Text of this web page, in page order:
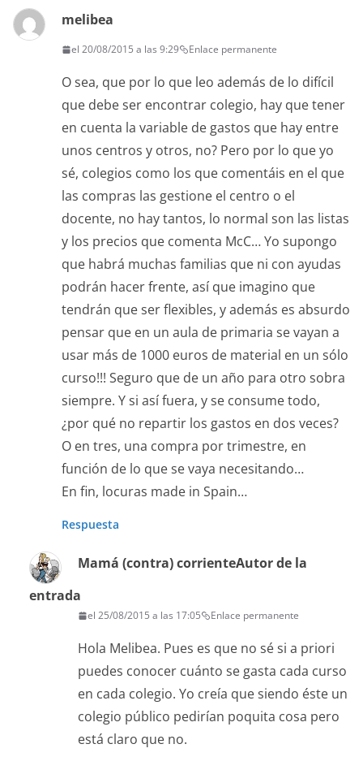
melibea
el 20/08/2015 a las 9:29 Enlace permanente
O sea, que por lo que leo además de lo difícil
que debe ser encontrar colegio, hay que tener
en cuenta la variable de gastos que hay entre
unos centros y otros, no? Pero por lo que yo
sé, colegios como los que comentáis en el que
las compras las gestione el centro o el
docente, no hay tantos, lo normal son las listas
y los precios que comenta McC… Yo supongo
que habrá muchas familias que ni con ayudas
podrán hacer frente, así que imagino que
tendrán que ser flexibles, y además es absurdo
pensar que en un aula de primaria se vayan a
usar más de 1000 euros de material en un sólo
curso!!! Seguro que de un año para otro sobra
siempre. Y si así fuera, y se consume todo,
¿por qué no repartir los gastos en dos veces?
O en tres, una compra por trimestre, en
función de lo que se vaya necesitando…
En fin, locuras made in Spain…
Respuesta
Mamá (contra) corrienteAutor de la
entrada
el 25/08/2015 a las 17:05 Enlace permanente
Hola Melibea. Pues es que no sé si a priori
puedes conocer cuánto se gasta cada curso
en cada colegio. Yo creía que siendo éste un
colegio público pedirían poquita cosa pero
está claro que no.